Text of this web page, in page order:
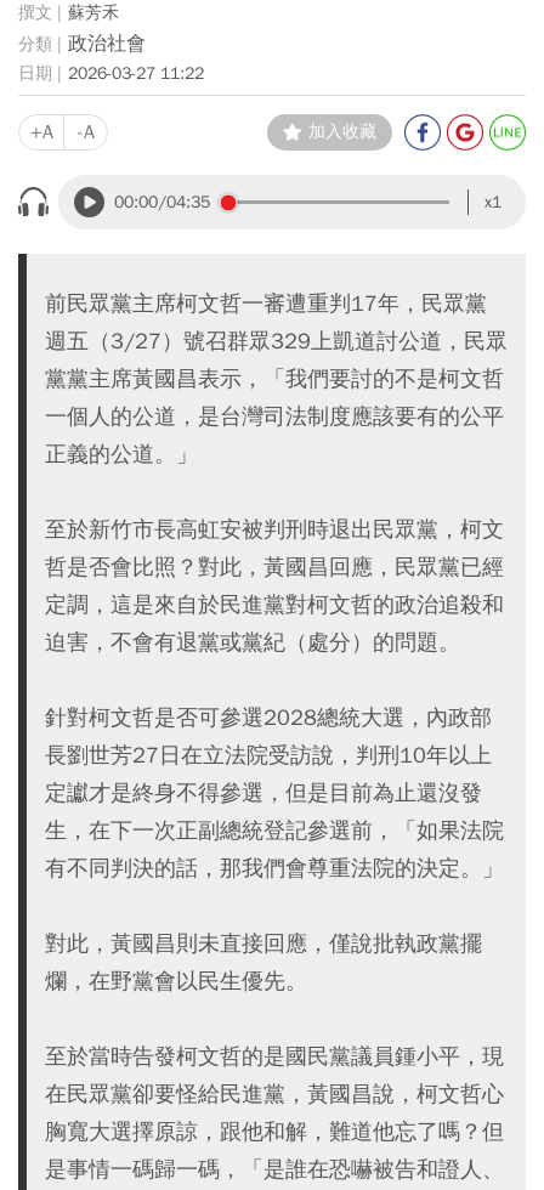
蘇芳禾
政治社會
2026-03-27 11:22
+A -A 加入收藏
00:00/04:35 x1
前民眾黨主席柯文哲一審遭重判17年，民眾黨
週五（3/27）號召群眾329上凱道討公道，民眾
黨黨主席黃國昌表示，「我們要討的不是柯文哲
一個人的公道，是台灣司法制度應該要有的公平
正義的公道。」
至於新竹市長高虹安被判刑時退出民眾黨，柯文
哲是否會比照？對此，黃國昌回應，民眾黨已經
定調，這是來自於民進黨對柯文哲的政治追殺和
迫害，不會有退黨或黨紀（處分）的問題。
針對柯文哲是否可參選2028總統大選，內政部
長劉世芳27日在立法院受訪說，判刑10年以上
定讞才是終身不得參選，但是目前為止還沒發
生，在下一次正副總統登記參選前，「如果法院
有不同判決的話，那我們會尊重法院的決定。」
對此，黃國昌則未直接回應，僅說批執政黨擺
爛，在野黨會以民生優先。
至於當時告發柯文哲的是國民黨議員鍾小平，現
在民眾黨卻要怪給民進黨，黃國昌說，柯文哲心
胸寬大選擇原諒，跟他和解，難道他忘了嗎？但
是事情一碼歸一碼，「是誰在恐嚇被告和證人、